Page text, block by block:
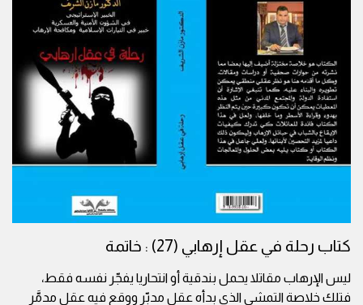
كتاب رحلة في عقل إرهابي (27) : خاتمة
ليس الإرهاب مقاتلا يحمل بندقية أو انتحاريا يفجّر نفسه فقط،
فتلك خلاصة التمشي الذي بدأه عقل مدبّر ووقع فيه عقل مدمَّر